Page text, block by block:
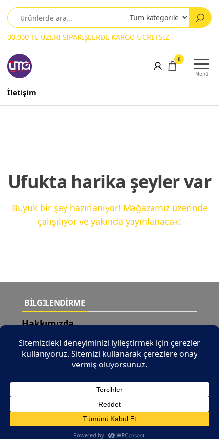
30.000 TL ÜZERİ SİPARİŞLERDE KARGO ÜCRETSİZ
Menü
0
İletişim
Ufukta harika şeyler var
Büyük bir şey hazırlanıyor! Mağazamız üzerinde
çalışılıyor ve yakında yayınlanacak!
BİLGİLENDİRME
Hakkımızda
Teslimat Şartları
Yeni Ürünler
© 2026 Tüm Hakları Saklıdır |
b2b.tuncaymotor.com